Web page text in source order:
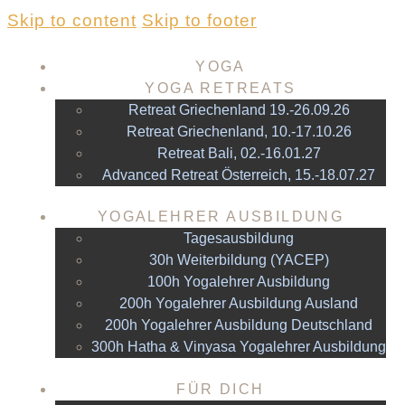
Skip to content Skip to footer
YOGA
YOGA RETREATS
Retreat Griechenland 19.-26.09.26
Retreat Griechenland, 10.-17.10.26
Retreat Bali, 02.-16.01.27
Advanced Retreat Österreich, 15.-18.07.27
YOGALEHRER AUSBILDUNG
Tagesausbildung
30h Weiterbildung (YACEP)
100h Yogalehrer Ausbildung
200h Yogalehrer Ausbildung Ausland
200h Yogalehrer Ausbildung Deutschland
300h Hatha & Vinyasa Yogalehrer Ausbildung
FÜR DICH